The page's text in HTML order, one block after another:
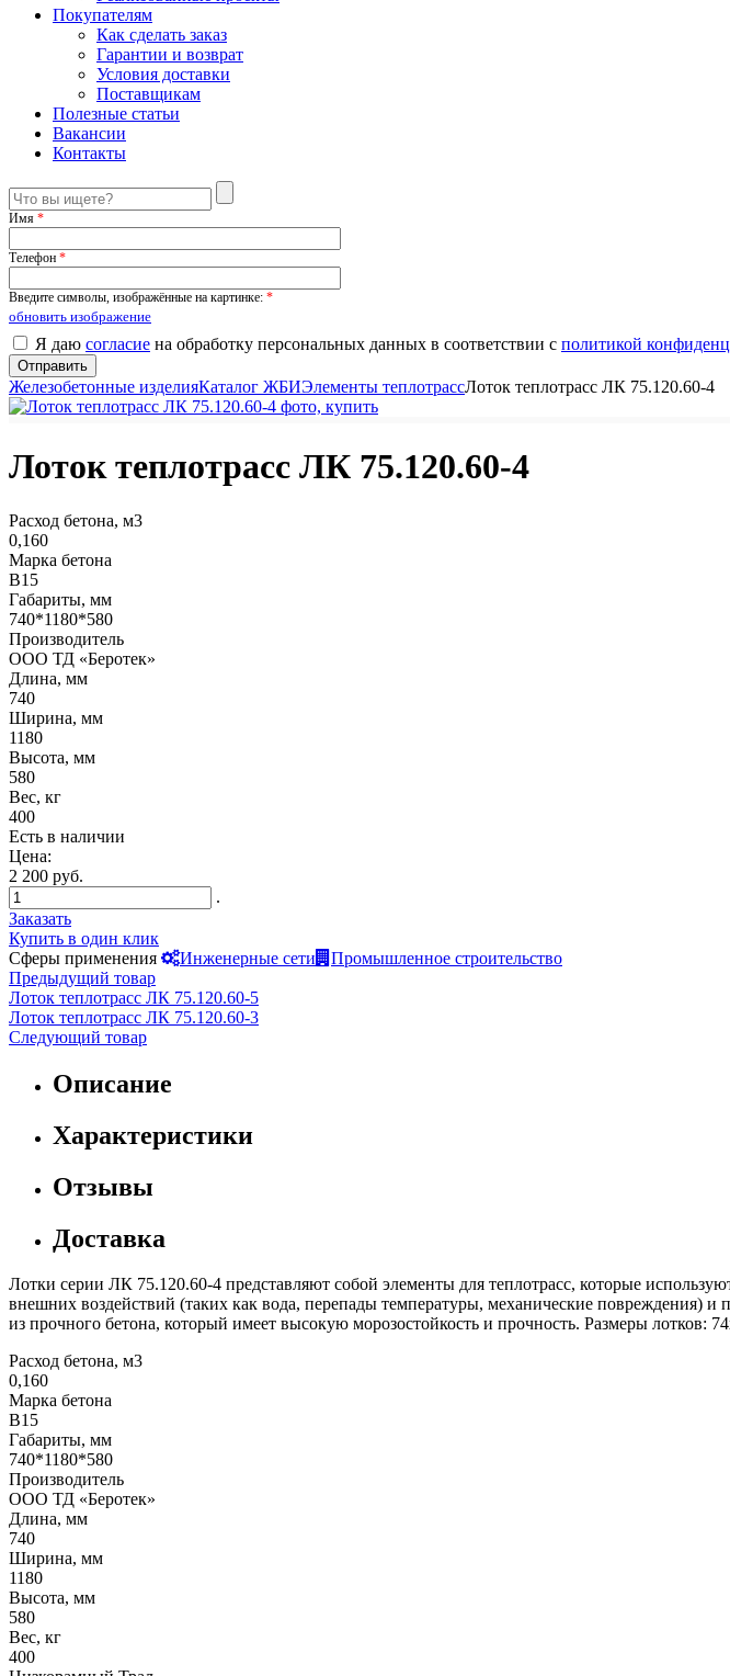
Покупателям
Как сделать заказ
Гарантии и возврат
Условия доставки
Поставщикам
Полезные статьи
Вакансии
Контакты
Имя *
Телефон *
Введите символы, изображённые на картинке: *
обновить изображение
Я даю согласие на обработку персональных данных в соответствии с политикой
Железобетонные изделияКаталог ЖБИЭлементы теплотрассЛоток теплотрасс ЛК 75.120.60-4
Лоток теплотрасс ЛК 75.120.60-4
Расход бетона, м3
0,160
Марка бетона
В15
Габариты, мм
740*1180*580
Производитель
ООО ТД «Беротек»
Длина, мм
740
Ширина, мм
1180
Высота, мм
580
Вес, кг
400
Есть в наличии
Цена:
2 200 руб.
.
Заказать
Купить в один клик
Сферы применения
Инженерные сети
Промышленное строительство
Предыдущий товар
Лоток теплотрасс ЛК 75.120.60-5
Лоток теплотрасс ЛК 75.120.60-3
Следующий товар
Описание
Характеристики
Отзывы
Доставка
Лотки серии ЛК 75.120.60-4 представляют собой элементы для теплотрасс, которые
внешних воздействий (таких как вода, перепады температуры, механические повреждения)
из прочного бетона, который имеет высокую морозостойкость и прочность. Размеры лотков:
Расход бетона, м3
0,160
Марка бетона
В15
Габариты, мм
740*1180*580
Производитель
ООО ТД «Беротек»
Длина, мм
740
Ширина, мм
1180
Высота, мм
580
Вес, кг
400